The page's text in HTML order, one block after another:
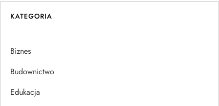
i
g
a
c
KATEGORIA
Biznes
Budownictwo
Edukacja